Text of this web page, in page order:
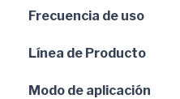
Frecuencia de uso
Línea de Producto
Modo de aplicación